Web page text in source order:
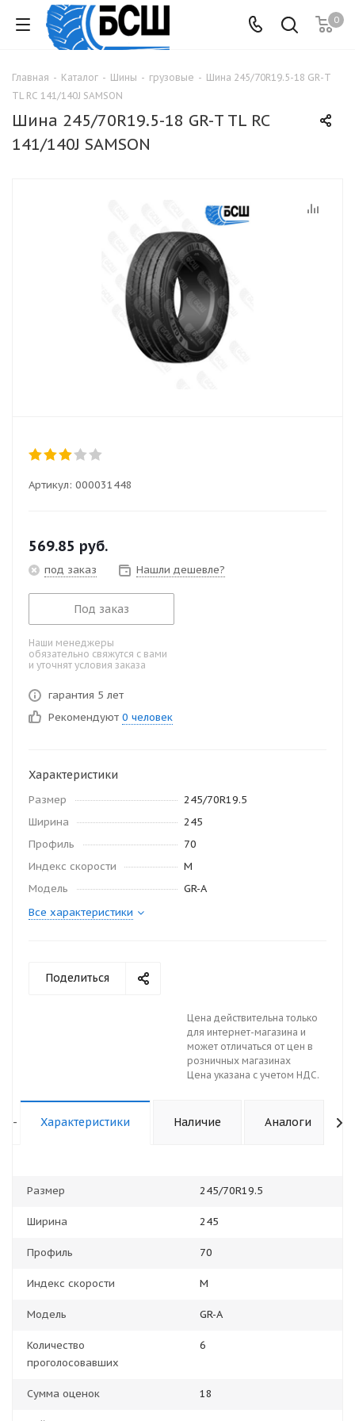
0
Главная - Каталог - Шины - грузовые - Шина 245/70R19.5-18 GR-T
TL RC 141/140J SAMSON
Шина 245/70R19.5-18 GR-T TL RC
141/140J SAMSON
Артикул: 000031448
569.85 руб.
под заказ Нашли дешевле?
Под заказ
Наши менеджеры
обязательно свяжутся с вами
и уточнят условия заказа
гарантия 5 лет
Рекомендуют 0 человек
Характеристики
Размер
245/70R19.5
Ширина
245
Профиль
70
Индекс скорости
M
Модель
GR-A
Все характеристики
Поделиться
Цена действительна только
для интернет-магазина и
может отличаться от цен в
розничных магазинах
Цена указана с учетом НДС.
- Характеристики Наличие Аналоги
Размер 245/70R19.5
Ширина 245
Профиль 70
Индекс скорости M
Модель GR-A
Количество
проголосовавших
6
Сумма оценок 18